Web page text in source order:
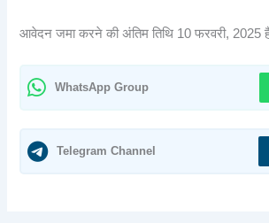
आवेदन जमा करने की अंतिम तिथि 10 फरवरी, 2025
WhatsApp Group
Telegram Channel